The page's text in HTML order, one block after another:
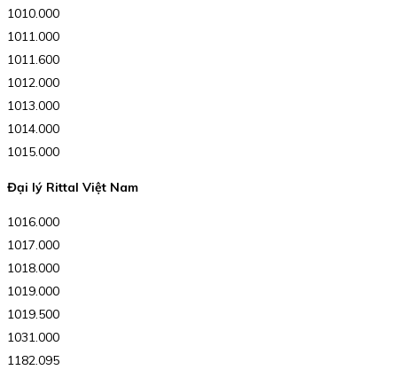
1010.000
1011.000
1011.600
1012.000
1013.000
1014.000
1015.000
Đại lý Rittal Việt Nam
1016.000
1017.000
1018.000
1019.000
1019.500
1031.000
1182.095